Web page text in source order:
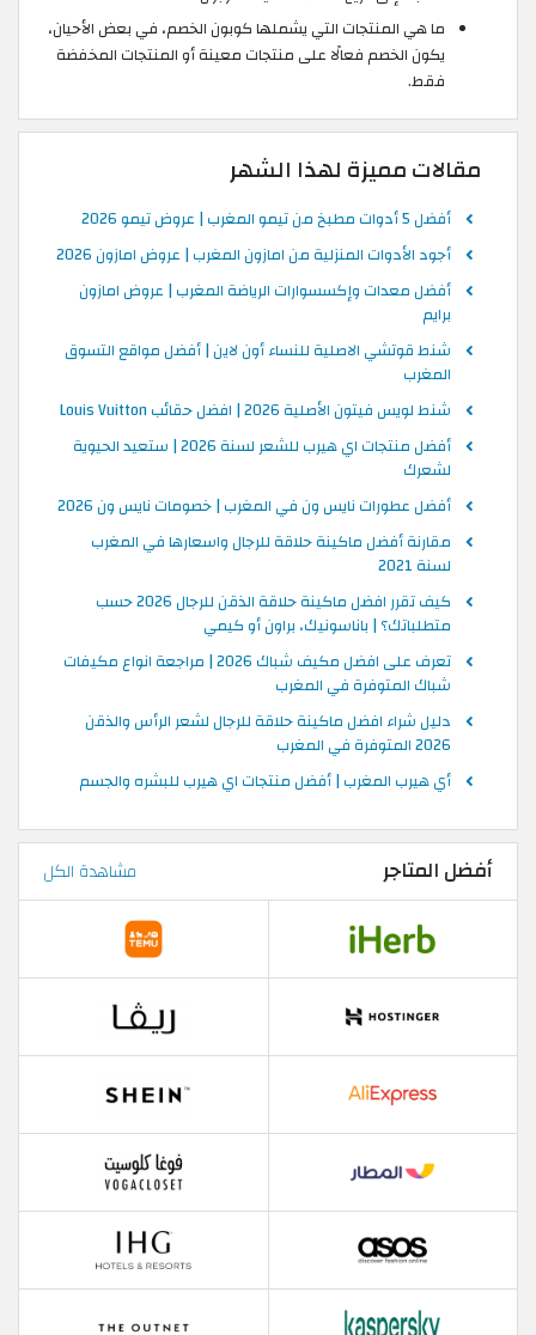
ما هي المنتجات التي يشملها كوبون الخصم، في بعض الأحيان،
يكون الخصم فعالًا على منتجات معينة أو المنتجات المخفضة
فقط.
مقالات مميزة لهذا الشهر
أفضل 5 أدوات مطبخ من تيمو المغرب | عروض تيمو 2026
أجود الأدوات المنزلية من امازون المغرب | عروض امازون 2026
أفضل معدات وإكسسوارات الرياضة المغرب | عروض امازون
برايم
شنط قوتشي الاصلية للنساء أون لاين | أفضل مواقع التسوق
المغرب
شنط لويس فيتون الأصلية 2026 | افضل حقائب Louis Vuitton
أفضل منتجات اي هيرب للشعر لسنة 2026 | ستعيد الحيوية
لشعرك
أفضل عطورات نايس ون في المغرب | خصومات نايس ون 2026
مقارنة أفضل ماكينة حلاقة للرجال واسعارها في المغرب
لسنة 2021
كيف تقرر افضل ماكينة حلاقة الذقن للرجال 2026 حسب
متطلباتك؟ | باناسونيك، براون أو كيمي
تعرف على افضل مكيف شباك 2026 | مراجعة انواع مكيفات
شباك المتوفرة في المغرب
دليل شراء افضل ماكينة حلاقة للرجال لشعر الرأس والذقن
2026 المتوفرة في المغرب
أي هيرب المغرب | أفضل منتجات اي هيرب للبشره والجسم
أفضل المتاجر مشاهدة الكل